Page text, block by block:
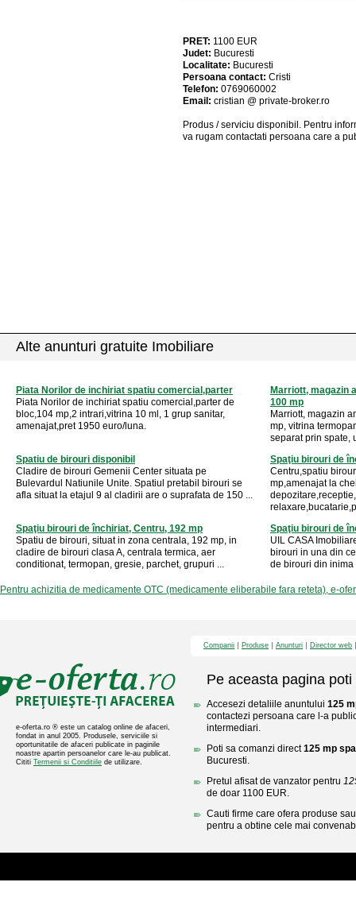
PRET: 1100 EUR
Judet: Bucuresti
Localitate: Bucuresti
Persoana contact: Cristi
Telefon: 0769060002
Email: cristian @ private-broker.ro
Produs / serviciu disponibil . Pentru
va rugam contactati persoana care a
Alte anunturi gratuite Imobiliare
Piata Norilor de inchiriat spatiu comercial,parter
Piata Norilor de inchiriat spatiu comercial,parter de
bloc,104 mp,2 intrari,vitrina 10 ml, 1 grup sanitar,
amenajat,pret 1950 euro/luna.
Marriott, magazin
100 mp
Marriott, magazin
mp, vitrina
separat prin spate,
Spatiu de birouri disponibil
Cladire de birouri Gemenii Center situata pe
Bulevardul Natiunile Unite. Spatiul pretabil birouri se
afla situat la etajul 9 al cladirii are o suprafata de 150 ...
Spaţiu birouri de
Centru,spatiu
mp,amenajat la
Spaţiu birouri de închiriat, Centru, 192 mp
Spatiu de birouri, situat in zona centrala, 192 mp, in
cladire de birouri clasa A, centrala termica, aer
conditionat, termopan, gresie, parchet, grupuri ...
Spaţiu birouri de
UIL CASA
birouri in una din
de birouri din inima
Pentru achizitia de medicamente OTC (medicamente eliberabile fara reteta), e-
e-oferta.ro ® este un catalog online de afaceri,
fondat in anul 2005. Produsele, serviciile si
oportunitatile de afaceri publicate in paginile
noastre apartin persoanelor care le-au publicat.
Cititi Termenii si Conditiile de utilizare.
Companii Produse Anunturi Director web
Pe aceasta pagina poti
Accesezi detaliile anuntului 125
contactezi persoana care l-a
intermediari.
Poti sa comanzi direct125 mp
Bucuresti.
Pretul afisat de vanzator pentru
de doar 1100 EUR.
Cauti firme care ofera produse
pentru a obtine cele mai